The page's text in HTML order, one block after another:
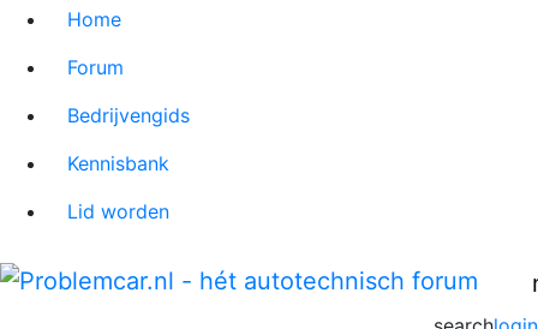
Home
Forum
Bedrijvengids
Kennisbank
Lid worden